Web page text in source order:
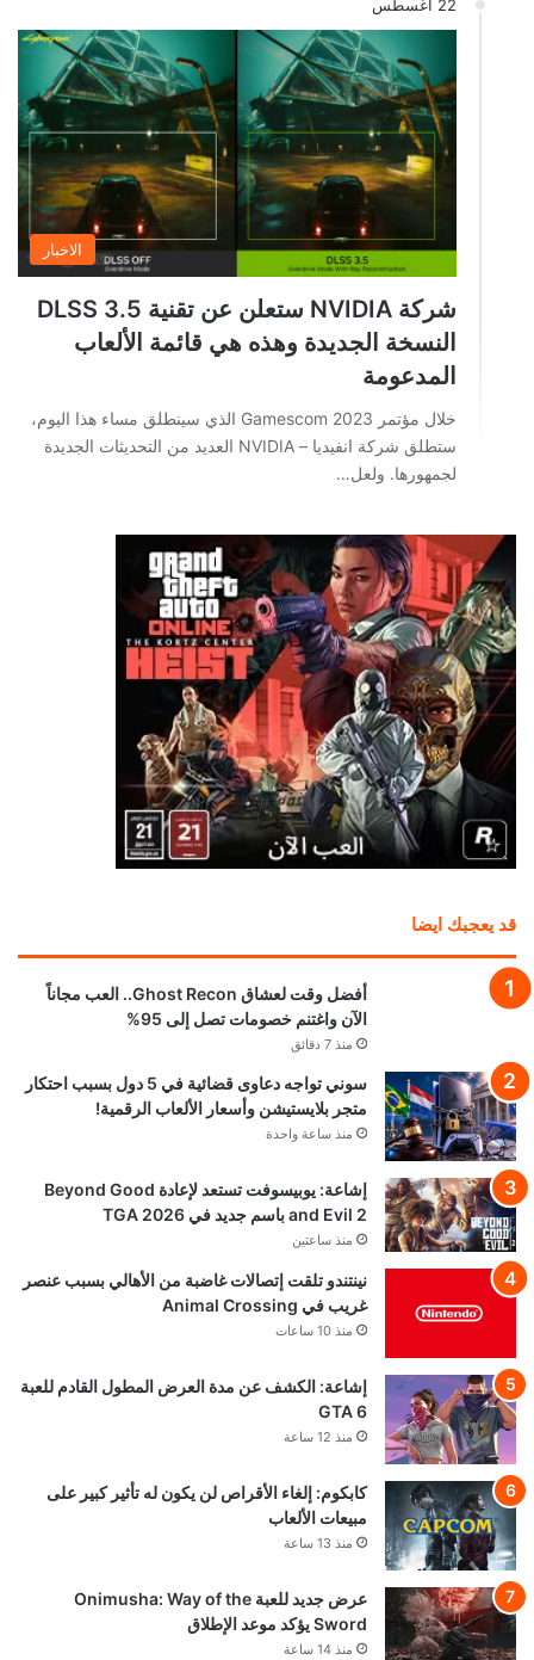
22 أغسطس
الاخبار
شركة NVIDIA ستعلن عن تقنية DLSS 3.5
النسخة الجديدة وهذه هي قائمة الألعاب
المدعومة
خلال مؤتمر Gamescom 2023 الذي سينطلق مساء هذا اليوم،
ستطلق شركة انفيديا – NVIDIA العديد من التحديثات الجديدة
لجمهورها. ولعل…
قد يعجبك ايضا
أفضل وقت لعشاق Ghost Recon.. العب مجاناً
الآن واغتنم خصومات تصل إلى 95%
منذ 7 دقائق
سوني تواجه دعاوى قضائية في 5 دول بسبب احتكار
متجر بلايستيشن وأسعار الألعاب الرقمية!
منذ ساعة واحدة
إشاعة: يوبيسوفت تستعد لإعادة Beyond Good
and Evil 2 باسم جديد في TGA 2026
منذ ساعتين
نينتندو تلقت إتصالات غاضبة من الأهالي بسبب عنصر
غريب في Animal Crossing
منذ 10 ساعات
إشاعة: الكشف عن مدة العرض المطول القادم للعبة
GTA 6
منذ 12 ساعة
كابكوم: إلغاء الأقراص لن يكون له تأثير كبير على
مبيعات الألعاب
منذ 13 ساعة
عرض جديد للعبة Onimusha: Way of the
Sword يؤكد موعد الإطلاق
منذ 14 ساعة